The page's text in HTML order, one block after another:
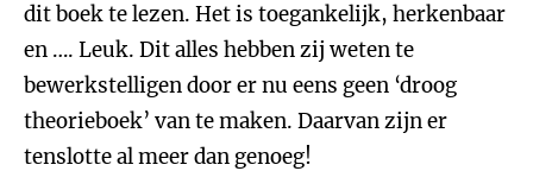
dit boek te lezen. Het is toegankelijk, herkenbaar
en …. Leuk. Dit alles hebben zij weten te
bewerkstelligen door er nu eens geen ‘droog
theorieboek’ van te maken. Daarvan zijn er
tenslotte al meer dan genoeg!